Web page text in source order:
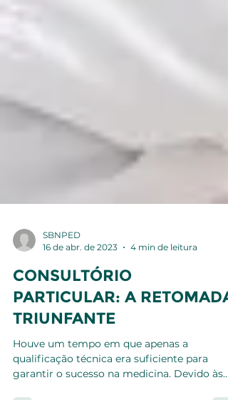
16 de abr. de 2023
4 min de leitura
CONSULTÓRIO
PARTICULAR: A RETOMADA
TRIUNFANTE
Houve um tempo em que apenas a